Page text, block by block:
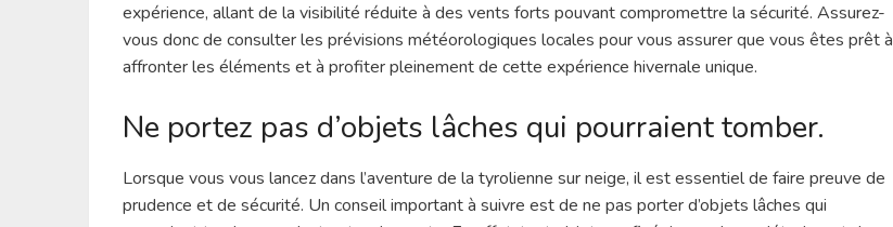
expérience, allant de la visibilité réduite à des vents forts pouvant compromettre la sécurité. Assurez-
vous donc de consulter les prévisions météorologiques locales pour vous assurer que vous êtes prêt à
affronter les éléments et à profiter pleinement de cette expérience hivernale unique.
Ne portez pas d’objets lâches qui pourraient tomber.
Lorsque vous vous lancez dans l’aventure de la tyrolienne sur neige, il est essentiel de faire preuve de
prudence et de sécurité. Un conseil important à suivre est de ne pas porter d’objets lâches qui